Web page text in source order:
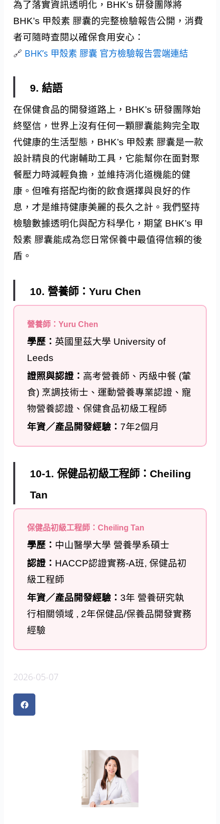
為了落實資訊透明化，BHK’s 研發團隊將
BHK’s 甲殼素 膠囊的完整檢驗報告公開，消費
者可隨時查閱以確保食用安心：
🔗 BHK’s 甲殼素 膠囊 官方檢驗報告雲端連結
9. 結語
在保健食品的開發道路上，BHK’s 研發團隊始
終堅信，世界上沒有任何一顆膠囊能夠完全取
代健康的生活型態，BHK’s 甲殼素 膠囊是一款
設計精良的代謝輔助工具，它能幫你在面對聚
餐壓力時減輕負擔，並維持消化道機能的健
康。但唯有搭配均衡的飲食選擇與良好的作
息，才是維持健康美麗的長久之計。我們堅持
檢驗數據透明化與配方科學化，期望 BHK’s 甲
殼素 膠囊能成為您日常保養中最值得信賴的後
盾。
10. 營養師：Yuru Chen
營養師：Yuru Chen
學歷：英國里茲大學 University of
Leeds
證照與認證： 高考營養師、丙級中餐 (葷
食) 烹調技術士、運動營養專業認證、寵
物營養認證、保健食品初級工程師
年資／產品開發經驗： 7年2個月
10-1. 保健品初級工程師：Cheiling
Tan
保健品初級工程師：Cheiling Tan
學歷： 中山醫學大學 營養學系碩士
認證： HACCP認證實務-A班, 保健品初
級工程師
年資／產品開發經驗：3年 營養研究執
行相關領域 , 2年保健品/保養品開發實務
經驗
2026-05-07